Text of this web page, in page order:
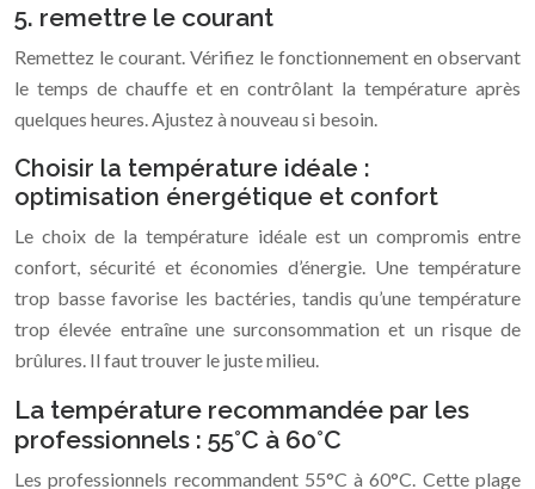
5. remettre le courant
Remettez le courant. Vérifiez le fonctionnement en observant
le temps de chauffe et en contrôlant la température après
quelques heures. Ajustez à nouveau si besoin.
Choisir la température idéale :
optimisation énergétique et confort
Le choix de la température idéale est un compromis entre
confort, sécurité et économies d’énergie. Une température
trop basse favorise les bactéries, tandis qu’une température
trop élevée entraîne une surconsommation et un risque de
brûlures. Il faut trouver le juste milieu.
La température recommandée par les
professionnels : 55°C à 60°C
Les professionnels recommandent 55°C à 60°C. Cette plage